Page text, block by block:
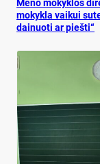
Meno mokyklos
mokykla vaikui
dainuoti ar piešti“